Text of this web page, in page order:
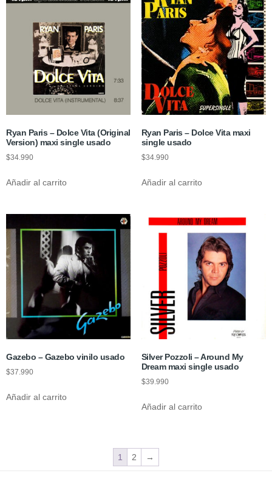
Ryan Paris – Dolce Vita (Original
Version) maxi single usado
$34.990
Añadir al carrito
Ryan Paris – Dolce Vita maxi
single usado
$34.990
Añadir al carrito
Gazebo – Gazebo vinilo usado
$37.990
Añadir al carrito
Silver Pozzoli – Around My
Dream maxi single usado
$39.990
Añadir al carrito
1 2 →